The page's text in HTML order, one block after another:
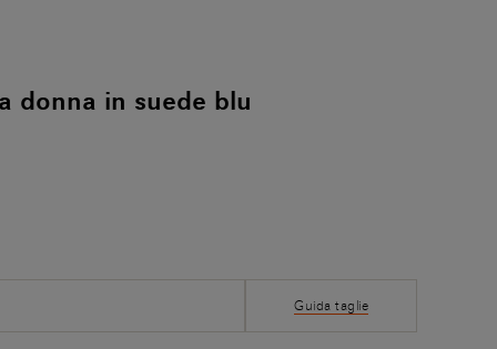
donna in suede blu
Guida taglie